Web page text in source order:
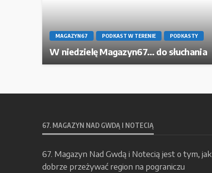
MAGAZYN67 PODKAST W TERENIE PODKASTY
W niedzielę Magazyn67… do słuchania
67. MAGAZYN NAD GWDĄ I NOTECIĄ
67. Magazyn Nad Gwdą i Notecią jest o tym, jak
dobrze przeżywać region na pograniczu